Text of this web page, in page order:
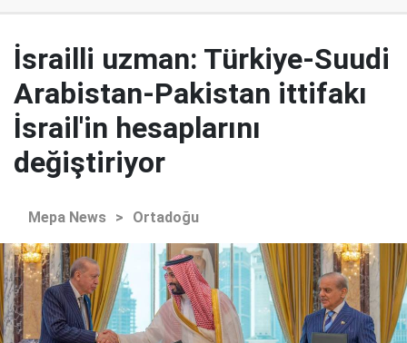
İsrailli uzman: Türkiye-Suudi
Arabistan-Pakistan ittifakı
İsrail'in hesaplarını
değiştiriyor
Mepa News > Ortadoğu